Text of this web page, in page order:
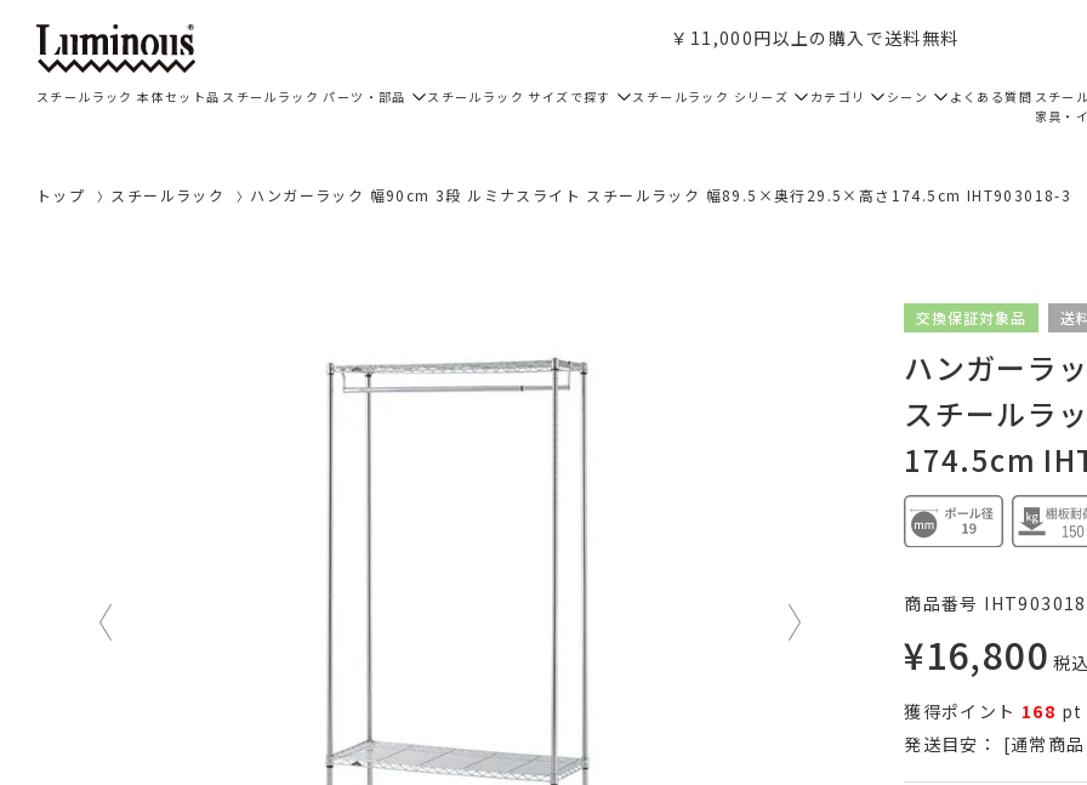
￥11,000円以上の購入で送料無料
スチールラック 本体セット品 スチールラック パーツ・部品 スチールラック サイズで探す スチールラック シリーズ カテゴリ シーン よくある質問 スチー
家具・
トップ スチールラック ハンガーラック 幅90cm 3段 ルミナスライト スチールラック 幅89.5×奥行29.5×高さ174.5cm IHT903018-3
交換保証対象品 送
ハンガーラ
スチールラ
174.5cm
商品番号
¥16,800 税
獲得ポイント 168 pt
発送目安：
[通常商